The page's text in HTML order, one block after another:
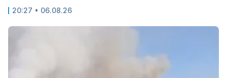
20:27 • 06.08.26